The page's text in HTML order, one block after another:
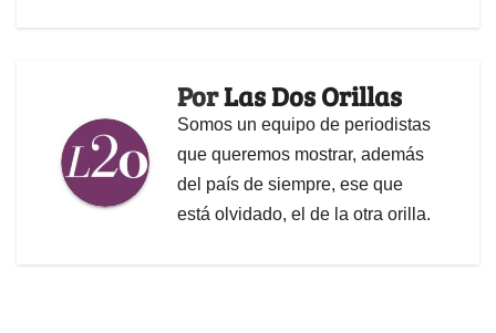
PorLas Dos Orillas
Somos un equipo de periodistas
que queremos mostrar, además
del país de siempre, ese que
está olvidado, el de la otra orilla.